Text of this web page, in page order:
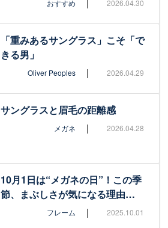
おすすめ | 2026.04.30
「重みあるサングラス」こそ「で
きる男」
Oliver Peoples | 2026.04.29
サングラスと眉毛の距離感
メガネ | 2026.04.28
10月1日は“メガネの日”！この季
節、まぶしさが気になる理由…
フレーム | 2025.10.01